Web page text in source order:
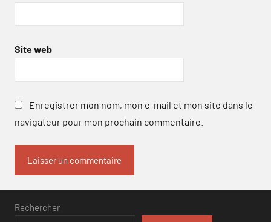
Site web
Enregistrer mon nom, mon e-mail et mon site dans le
navigateur pour mon prochain commentaire.
Rechercher